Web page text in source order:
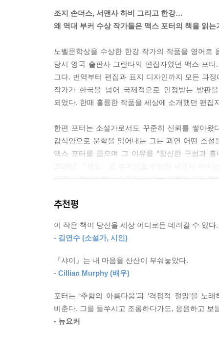
--- p.61
해치고 싶은 욕망을 삭인다, 나쁜 아이들, 소년원
의 귀에 공포와 폭력적인 환상을 흘려 넣는다, 침
택시 정류장도, 신뢰도, 엄마도 없는 그곳.
--- p.64
--- p.65
그는 얼굴이 시뻘게져서는 팔짱 낀 가슴에 대고,
차라리 태어나지 않았으면 좋았을 텐데.
당신들이 싫어요.
죽고 싶어요.
너 지금 무엇으로부터 도망치고 싶은 거니?
네 인생의 운전자는 바로 너야.
--- p.77
조지 손더스, 서맨사 하비 그리고 한강…
왜 역대 부커 수상 작가들은 맥스 포터의 책을 읽는
노벨문학상을 수상한 한강 작가의 작품을 영어
당시 영국 출판사 그란타의 편집자였던 맥스 포
그다. 번역부터 편집과 표지 디자인까지 모든 과
작가가 한국을 넘어 국제적으로 인정받는 발판
되었다. 한때 훌륭한 작품을 세상에 소개했던 편
한편 포터는 소설가로서도 꾸준히 신뢰를 쌓아
감식안으로 문학을 읽어내는 그는 과연 어떤 소
맥스 포터를 꼽으며 그 이유를 “참신한 구성과
인물이 활자로부터 솟구쳐 나오는 경험은 어떤
좀처럼 추천사를 쓰지 않는 한강 작가가 “이상한
문단의 대표 작가 김연수가 추천한 두 번째 소
서울국제작가축제에서 포터와 대담을 나누었던
살아가는 일이 버거운 소년의 인생을 지켜낼 하룻
중학교 입학시험 낙방. 두 학교에서 퇴학. 열세
추천평
이 작은 책이 당신을 세상 어디로든 데려갈 수 있
- 김연수 (소설가, 시인)
『샤이』는 내 마음을 산산이 부숴놓았다.
- Cillian Murphy (배우)
포터는 ‘추함의 아름다움’과 ‘격정적 절망’을
비춘다. 그를 들쑤시고 조롱하다가도, 응원하고 보
- 뉴요커